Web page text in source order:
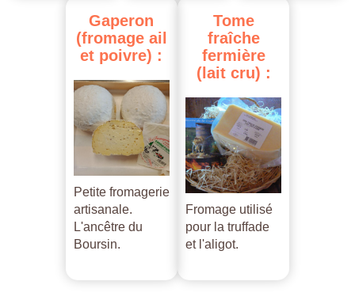
Gaperon
(fromage ail
et poivre) :
Petite fromagerie
artisanale.
L'ancêtre du
Boursin.
Tome
fraîche
fermière
(lait cru) :
Fromage utilisé
pour la truffade
et l'aligot.